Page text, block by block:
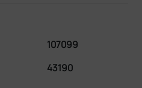
107099
43190